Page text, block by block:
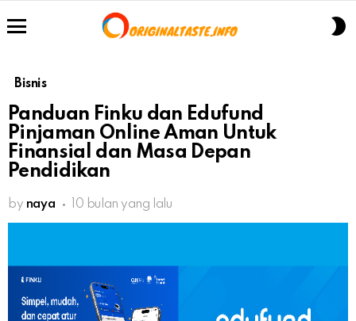
Bisnis
Panduan Finku dan Edufund
Pinjaman Online Aman Untuk
Finansial dan Masa Depan
Pendidikan
by naya 10 bulan yang lalu